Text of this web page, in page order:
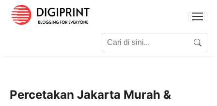
Search
Percetakan Jakarta Murah &